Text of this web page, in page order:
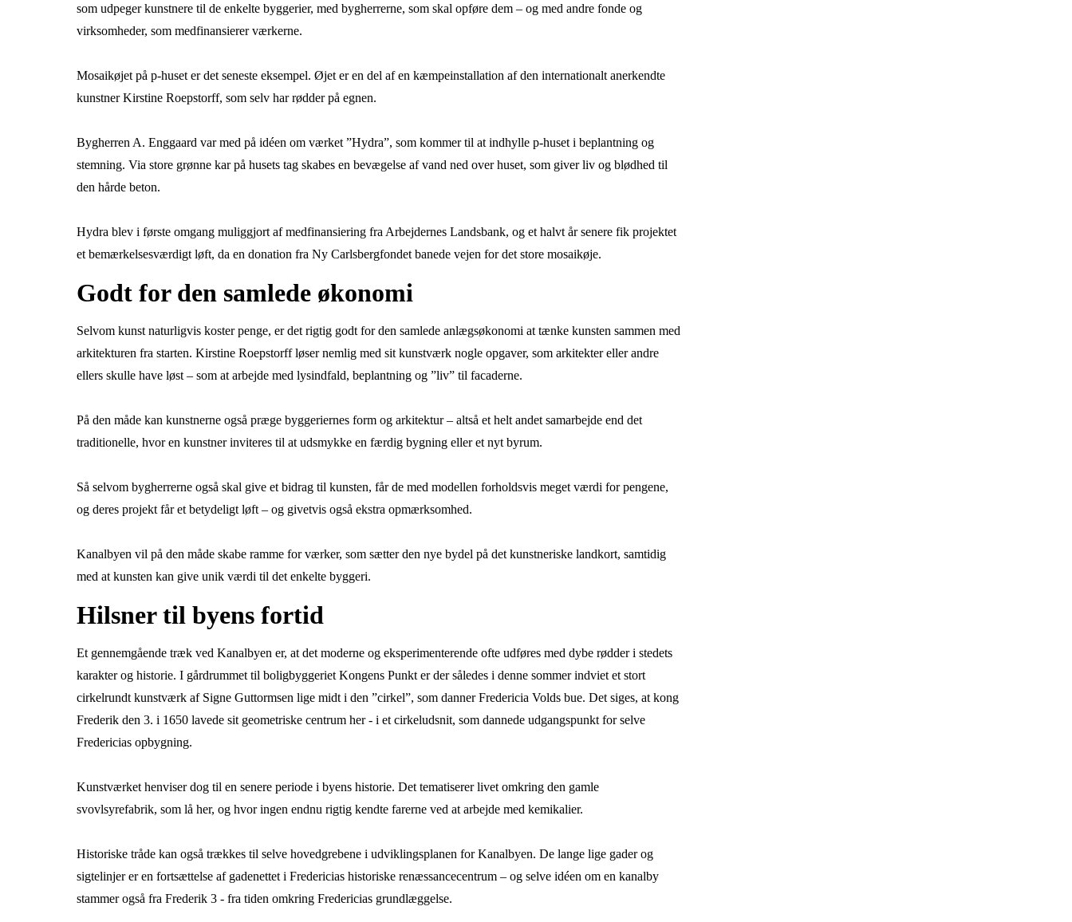
som udpeger kunstnere til de enkelte byggerier, med bygherrerne, som skal opføre dem – og med andre fonde og
virksomheder, som medfinansierer værkerne.
Mosaikøjet på p-huset er det seneste eksempel. Øjet er en del af en kæmpeinstallation af den internationalt anerkendte
kunstner Kirstine Roepstorff, som selv har rødder på egnen.
Bygherren A. Enggaard var med på idéen om værket ”Hydra”, som kommer til at indhylle p-huset i beplantning og
stemning. Via store grønne kar på husets tag skabes en bevægelse af vand ned over huset, som giver liv og blødhed til
den hårde beton.
Hydra blev i første omgang muliggjort af medfinansiering fra Arbejdernes Landsbank, og et halvt år senere fik projektet
et bemærkelsesværdigt løft, da en donation fra Ny Carlsbergfondet banede vejen for det store mosaikøje.
Godt for den samlede økonomi
Selvom kunst naturligvis koster penge, er det rigtig godt for den samlede anlægsøkonomi at tænke kunsten sammen med
arkitekturen fra starten. Kirstine Roepstorff løser nemlig med sit kunstværk nogle opgaver, som arkitekter eller andre
ellers skulle have løst – som at arbejde med lysindfald, beplantning og ”liv” til facaderne.
På den måde kan kunstnerne også præge byggeriernes form og arkitektur – altså et helt andet samarbejde end det
traditionelle, hvor en kunstner inviteres til at udsmykke en færdig bygning eller et nyt byrum.
Så selvom bygherrerne også skal give et bidrag til kunsten, får de med modellen forholdsvis meget værdi for pengene,
og deres projekt får et betydeligt løft – og givetvis også ekstra opmærksomhed.
Kanalbyen vil på den måde skabe ramme for værker, som sætter den nye bydel på det kunstneriske landkort, samtidig
med at kunsten kan give unik værdi til det enkelte byggeri.
Hilsner til byens fortid
Et gennemgående træk ved Kanalbyen er, at det moderne og eksperimenterende ofte udføres med dybe rødder i stedets
karakter og historie. I gårdrummet til boligbyggeriet Kongens Punkt er der således i denne sommer indviet et stort
cirkelrundt kunstværk af Signe Guttormsen lige midt i den ”cirkel”, som danner Fredericia Volds bue. Det siges, at kong
Frederik den 3. i 1650 lavede sit geometriske centrum her - i et cirkeludsnit, som dannede udgangspunkt for selve
Fredericias opbygning.
Kunstværket henviser dog til en senere periode i byens historie. Det tematiserer livet omkring den gamle
svovlsyrefabrik, som lå her, og hvor ingen endnu rigtig kendte farerne ved at arbejde med kemikalier.
Historiske tråde kan også trækkes til selve hovedgrebene i udviklingsplanen for Kanalbyen. De lange lige gader og
sigtelinjer er en fortsættelse af gadenettet i Fredericias historiske renæssancecentrum – og selve idéen om en kanalby
stammer også fra Frederik 3 - fra tiden omkring Fredericias grundlæggelse.